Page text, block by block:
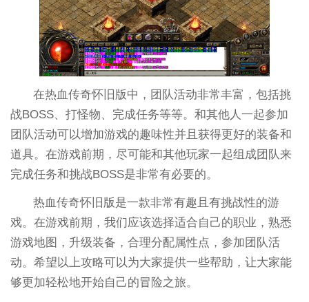
在热血传奇怀旧版中，团队活动非常丰富，包括挑
战BOSS、打怪物、完成任务等等。和其他人一起参加
团队活动可以增加游戏的趣味性并且获得更好的装备和
道具。在游戏前期，尽可能和其他玩家一起组成团队来
完成任务和挑战BOSS是非常有必要的。
热血传奇怀旧版是一款非常有趣且有挑战性的游
戏。在游戏前期，我们应该选择适合自己的职业，熟悉
游戏地图，升级装备，合理分配属性点，参加团队活
动。希望以上攻略可以为大家提供一些帮助，让大家能
够更加轻松地开始自己的冒险之旅。